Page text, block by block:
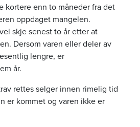
kortere enn to måneder fra det
oppdaget mangelen.
skje senest to år etter at
Dersom varen eller deler av
lengre, er
år.
rettes selger innen rimelig tid
er kommet og varen ikke er